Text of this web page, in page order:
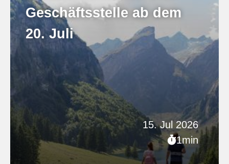
15. Jul 2026
1min
Geschäftsstelle ab dem
20. Juli